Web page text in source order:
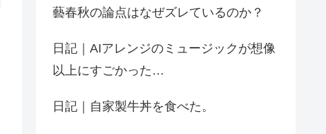
藝春秋の論点はなぜズレているのか？
日記｜AIアレンジのミュージックが想像
以上にすごかった…
日記｜自家製牛丼を食べた。